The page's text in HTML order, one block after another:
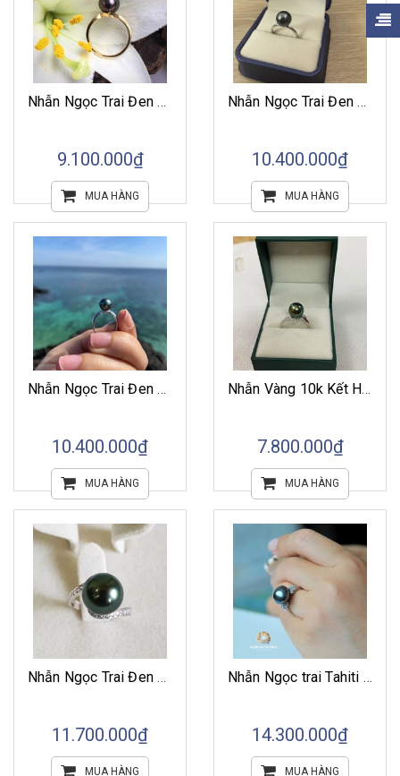
Nhẫn Ngọc Trai Đen Tahiti Cỡ 9mm Kết Hợp Vàng 10k
9.100.000₫
MUA HÀNG
Nhẫn Ngọc Trai Đen Tahiti Kết Hợp Vàng 18k
10.400.000₫
MUA HÀNG
Nhẫn Ngọc Trai Đen Kiểu Dáng Đơn Giản
10.400.000₫
MUA HÀNG
Nhẫn Vàng 10k Kết Hợp Ngọc Trai Tahiti Đen
7.800.000₫
MUA HÀNG
Nhẫn Ngọc Trai Đen Tahiti Ánh Xanh Đen
11.700.000₫
MUA HÀNG
Nhẫn Ngọc trai Tahiti Hình Kim Cương
14.300.000₫
MUA HÀNG